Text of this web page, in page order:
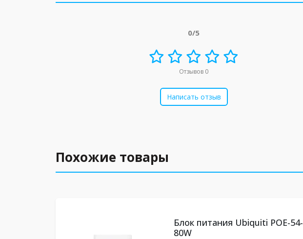
0/5
Отзывов 0
Написать отзыв
Похожие товары
Блок питания Ubiquiti POE-54-
80W